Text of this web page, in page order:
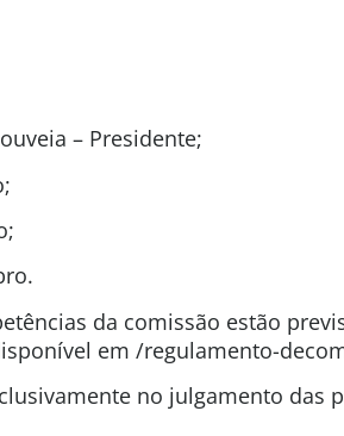
– Presidente;
da comissão estão
em /regulamento-
no julgamento das